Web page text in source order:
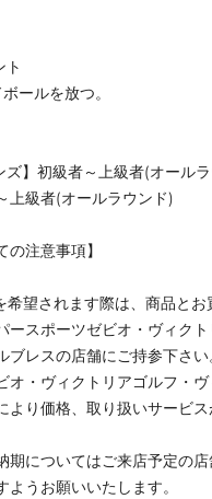
ト
ールを放つ。
ズ】初級者～上級者(オール
上級者(オールラウンド)
の注意事項】
望されます際は、商品とお
ースポーツゼビオ・ヴィク
レスの店舗にご持参下さい
・ヴィクトリアゴルフ・ヴ
より価格、取り扱いサービ
期についてはご来店予定の
うお願いいたします。